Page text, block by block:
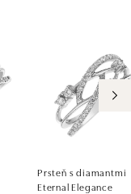
Prsteň s diamantmi
Eternal Elegance